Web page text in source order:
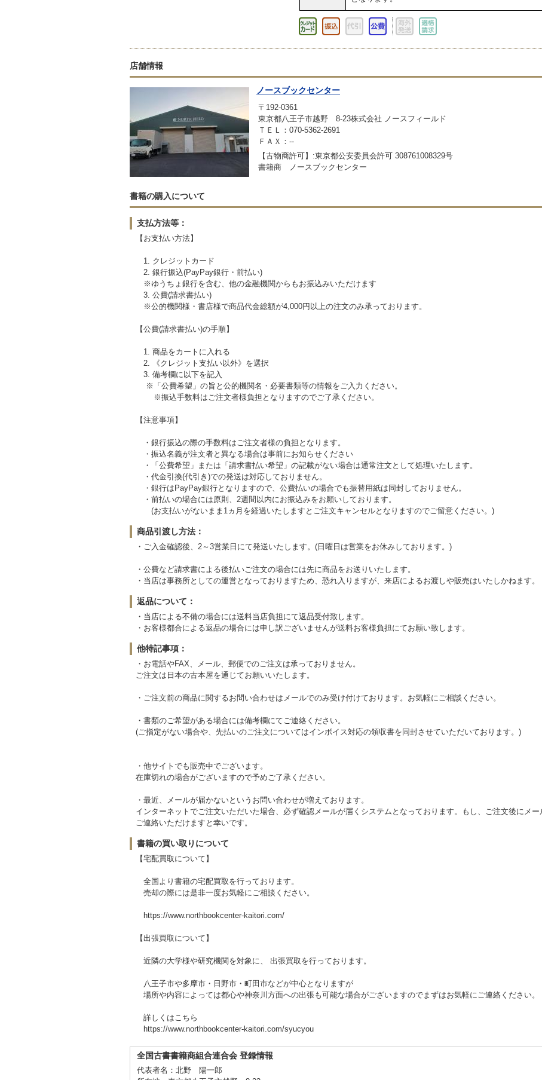
店舗情報
ノースブックセンター
〒192-0361
東京都八王子市越野 8-23株式会社 ノースフィールド
ＴＥＬ：070-5362-2691
ＦＡＸ：--
【古物商許可】:東京都公安委員会許可 308761008329号
書籍商 ノースブックセンター
書籍の購入について
支払方法等：
【お支払い方法】
1. クレジットカード
2. 銀行振込(PayPay銀行・前払い)
※ゆうちょ銀行を含む、他の金融機関からもお振込みいただけます
3. 公費(請求書払い)
※公的機関様・書店様で商品代金総額が4,000円以上の注文のみ承っております。
【公費(請求書払い)の手順】
1. 商品をカートに入れる
2. 《クレジット支払い以外》を選択
3. 備考欄に以下を記入
※「公費希望」の旨と公的機関名・必要書類等の情報をご入力ください。
※振込手数料はご注文者様負担となりますのでご了承ください。
【注意事項】
・銀行振込の際の手数料はご注文者様の負担となります。
・振込名義が注文者と異なる場合は事前にお知らせください
・「公費希望」または「請求書払い希望」の記載がない場合は通常注文として処理いたします。
・代金引換(代引き)での発送は対応しておりません。
・銀行はPayPay銀行となりますので、公費払いの場合でも振替用紙は同封しておりません。
・前払いの場合には原則、2週間以内にお振込みをお願いしております。
(お支払いがないまま1ヵ月を経過いたしますとご注文キャンセルとなりますのでご留意ください。)
商品引渡し方法：
・ご入金確認後、2～3営業日にて発送いたします。(日曜日は営業をお休みしております。)
・公費など請求書による後払いご注文の場合には先に商品をお送りいたします。
・当店は事務所としての運営となっておりますため、恐れ入りますが、来店によるお渡しや販売はいたしかねます。
返品について：
・当店による不備の場合には送料当店負担にて返品受付致します。
・お客様都合による返品の場合には申し訳ございませんが送料お客様負担にてお願い致します。
他特記事項：
・お電話やFAX、メール、郵便でのご注文は承っておりません。
ご注文は日本の古本屋を通じてお願いいたします。
・ご注文前の商品に関するお問い合わせはメールでのみ受け付けております。お気軽にご相談ください。
・書類のご希望がある場合には備考欄にてご連絡ください。
(ご指定がない場合や、先払いのご注文についてはインボイス対応の領収書を同封させていただいております。)
・他サイトでも販売中でございます。
在庫切れの場合がございますので予めご了承ください。
・最近、メールが届かないというお問い合わせが増えております。
インターネットでご注文いただいた場合、必ず確認メールが届くシステムとなっております。もし、ご注文後にメ
ご連絡いただけますと幸いです。
書籍の買い取りについて
【宅配買取について】
全国より書籍の宅配買取を行っております。
売却の際には是非一度お気軽にご相談ください。
https://www.northbookcenter-kaitori.com/
【出張買取について】
近隣の大学様や研究機関を対象に、 出張買取を行っております。
八王子市や多摩市・日野市・町田市などが中心となりますが
場所や内容によっては都心や神奈川方面への出張も可能な場合がございますのでまずはお気軽にご連絡ください。
詳しくはこちら
https://www.northbookcenter-kaitori.com/syucyou
全国古書書籍商組合連合会 登録情報
代表者名：北野 陽一郎